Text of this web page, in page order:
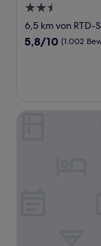
2.5-
Sterne-
Unterkunft
6,5 km von
5.8
5,8/10 (1.002
La Quinta Inn